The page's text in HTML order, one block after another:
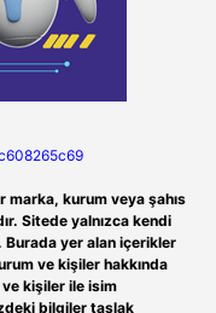
kurum veya şahıs
Sitede yalnızca kendi
Burada yer alan içerikler
ve kişiler hakkında
ve kişiler ile isim
bilgiler taslak